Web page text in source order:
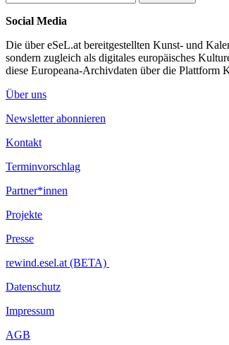
Social Media
Die über eSeL.at bereitgestellten Kunst- und
sondern zugleich als digitales europäisches
diese Europeana-Archivdaten über die Plattform
Über uns
Newsletter abonnieren
Kontakt
Terminvorschlag
Partner*innen
Projekte
Presse
rewind.esel.at (BETA)
Datenschutz
Impressum
AGB